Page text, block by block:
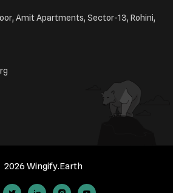
Amit Apartments, Sector-13, Rohini,
2026 Wingify.Earth